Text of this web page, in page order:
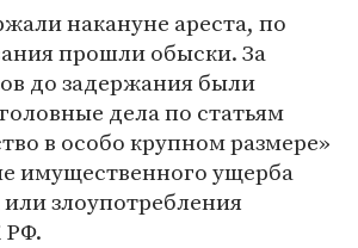
накануне ареста, по
прошли обыски. За
до задержания были
дела по статьям
в особо крупном размере»
имущественного ущерба
злоупотребления
РФ.